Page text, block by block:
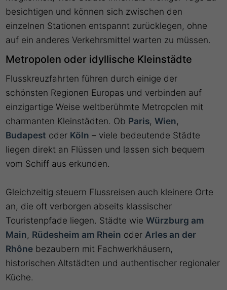
besichtigen und können sich zwischen den
einzelnen Stationen entspannt zurücklegen, ohne
auf ein anderes Verkehrsmittel warten zu müssen.
Metropolen oder idyllische Kleinstädte
Flusskreuzfahrten führen durch einige der
schönsten Regionen Europas und verbinden auf
einzigartige Weise weltberühmte Metropolen mit
charmanten Kleinstädten. Ob Paris,Wien,
Budapest oder Köln – viele bedeutende Städte
liegen direkt an Flüssen und lassen sich bequem
vom Schiff aus erkunden.
Gleichzeitig steuern Flussreisen auch kleinere Orte
an, die oft verborgen abseits klassischer
Touristenpfade liegen. Städte wieWürzburg am
Main, Rüdesheim am Rhein oder Arles an der
Rhône bezaubern mit Fachwerkhäusern,
historischen Altstädten und authentischer regionaler
Küche.